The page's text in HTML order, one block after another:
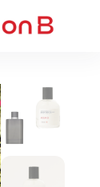
اوبشن بي